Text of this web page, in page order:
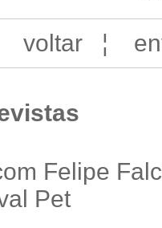
voltar¦
Felipe
Pet